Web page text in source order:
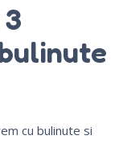
cu bulinute si